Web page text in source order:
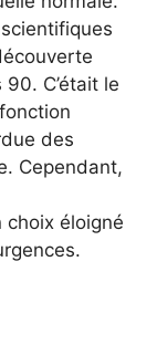
C’était le
des
Cependant,
choix éloigné